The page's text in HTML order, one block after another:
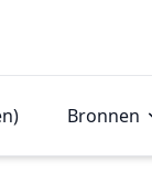
Bronnen